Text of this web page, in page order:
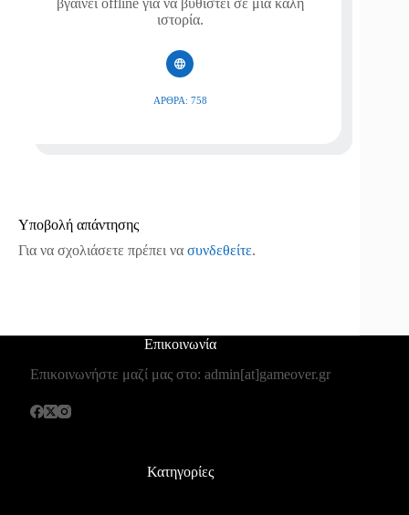
βγαίνει offline για να βυθιστεί σε μια καλή
ιστορία.
ΆΡΘΡΑ: 758
Υποβολή απάντησης
Για να σχολιάσετε πρέπει να συνδεθείτε.
Επικοινωνία
Επικοινωνήστε μαζί μας στο: admin[at]gameover.gr
Κατηγορίες